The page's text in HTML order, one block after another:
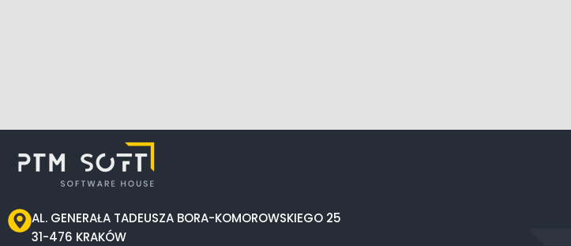
AL. GENERAŁA TADEUSZA BORA-KOMOROWSKIEGO 25
31-476 KRAKÓW